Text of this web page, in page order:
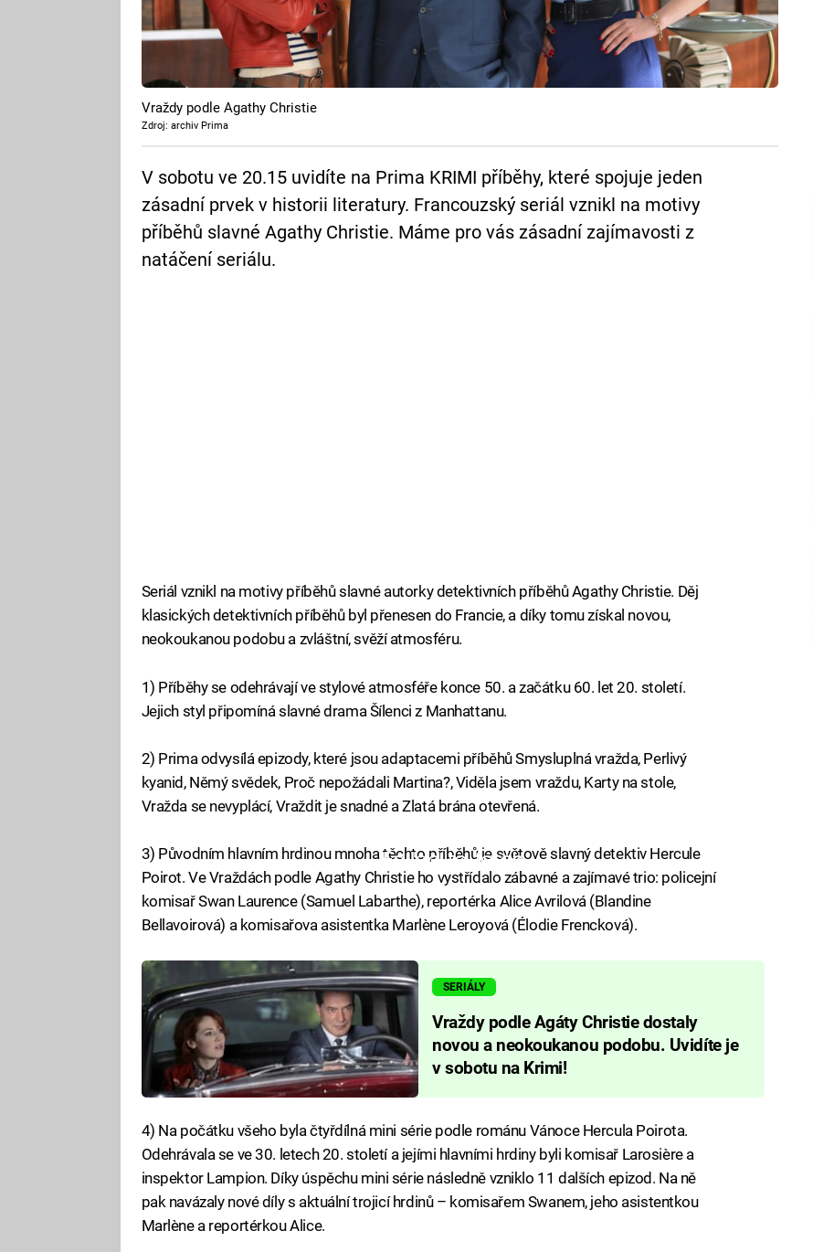
Vraždy podle Agathy Christie
Zdroj: archiv Prima
V sobotu ve 20.15 uvidíte na Prima KRIMI příběhy, které spojuje jeden
zásadní prvek v historii literatury. Francouzský seriál vznikl na motivy
příběhů slavné Agathy Christie. Máme pro vás zásadní zajímavosti z
natáčení seriálu.
Seriál vznikl na motivy příběhů slavné autorky detektivních příběhů Agathy Christie. Děj
klasických detektivních příběhů byl přenesen do Francie, a díky tomu získal novou,
neokoukanou podobu a zvláštní, svěží atmosféru.
1) Příběhy se odehrávají ve stylové atmosféře konce 50. a začátku 60. let 20. století.
Jejich styl připomíná slavné drama Šílenci z Manhattanu.
2) Prima odvysílá epizody, které jsou adaptacemi příběhů Smysluplná vražda, Perlivý
kyanid, Němý svědek, Proč nepožádali Martina?, Viděla jsem vraždu, Karty na stole,
Vražda se nevyplácí, Vraždit je snadné a Zlatá brána otevřená.
Failed to fetch
3) Původním hlavním hrdinou mnoha těchto příběhů je světově slavný detektiv Hercule
Poirot. Ve Vraždách podle Agathy Christie ho vystřídalo zábavné a zajímavé trio: policejní
komisař Swan Laurence (Samuel Labarthe), reportérka Alice Avrilová (Blandine
Bellavoirová) a komisařova asistentka Marlène Leroyová (Élodie Frencková).
SERIÁLY
Vraždy podle Agáty Christie dostaly
novou a neokoukanou podobu. Uvidíte je
v sobotu na Krimi!
4) Na počátku všeho byla čtyřdílná mini série podle románu Vánoce Hercula Poirota.
Odehrávala se ve 30. letech 20. století a jejími hlavními hrdiny byli komisař Larosière a
inspektor Lampion. Díky úspěchu mini série následně vzniklo 11 dalších epizod. Na ně
pak navázaly nové díly s aktuální trojicí hrdinů – komisařem Swanem, jeho asistentkou
Marlène a reportérkou Alice.